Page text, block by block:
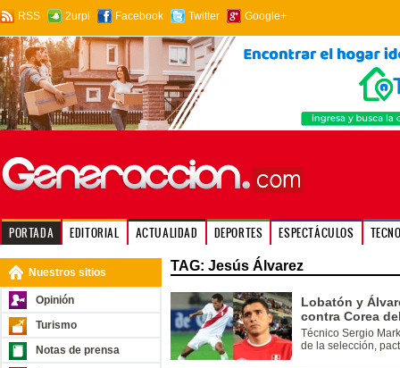
RSS 2urpi Facebook Twitter Google+
PORTADA EDITORIAL ACTUALIDAD DEPORTES ESPECTÁCULOS
Nuestros sitios
Opinión
Turismo
Notas de prensa
TAG: Jesús Álvarez
Lobatón y
contra Corea
Técnico Sergio
de la selección,